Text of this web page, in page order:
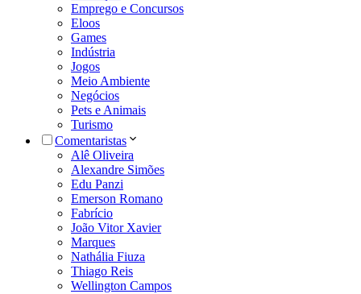
Emprego e Concursos
Eloos
Games
Indústria
Jogos
Meio Ambiente
Negócios
Pets e Animais
Turismo
Comentaristas
Alê Oliveira
Alexandre Simões
Edu Panzi
Emerson Romano
Fabrício
João Vitor Xavier
Marques
Nathália Fiuza
Thiago Reis
Wellington Campos